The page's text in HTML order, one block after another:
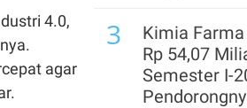
4.0,
agar
3
Kimia
Rp 54,07
Semester I-